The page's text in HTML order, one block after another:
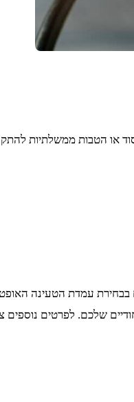
או הטבות ממשלתיות
בבחירת עמדת הטעינה
שלכם. לפרטים נוספים